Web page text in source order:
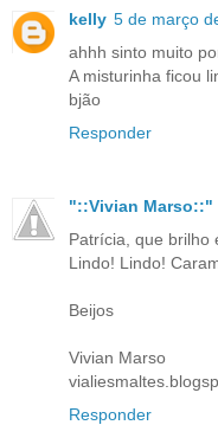
kelly 5 de março
ahhh sinto muito
A misturinha ficou
bjão
Responder
"::Vivian Marso::"
Patrícia, que brilho
Lindo! Lindo!
Beijos
Vivian Marso
Responder